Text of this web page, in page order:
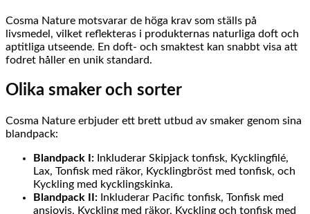
Cosma Nature motsvarar de höga krav som ställs på
livsmedel, vilket reflekteras i produkternas naturliga doft och
aptitliga utseende. En doft- och smaktest kan snabbt visa att
fodret håller en unik standard.
Olika smaker och sorter
Cosma Nature erbjuder ett brett utbud av smaker genom sina
blandpack:
Blandpack I: Inkluderar Skipjack tonfisk, Kycklingfilé,
Lax, Tonfisk med räkor, Kycklingbröst med tonfisk, och
Kyckling med kycklingskinka.
Blandpack II: Inkluderar Pacific tonfisk, Tonfisk med
ansjovis, Kyckling med räkor, Kyckling och tonfisk med